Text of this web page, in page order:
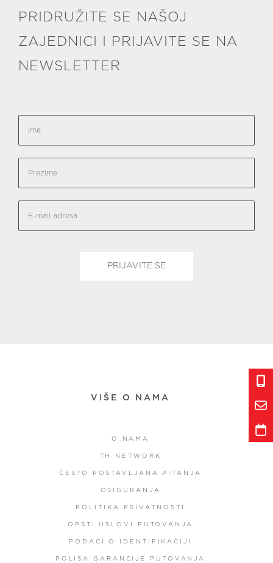
PRIDRUŽITE SE NAŠOJ
ZAJEDNICI I PRIJAVITE SE NA
NEWSLETTER
VIŠE O NAMA
O NAMA
TH NETWORK
ČESTO POSTAVLJANA PITANJA
OSIGURANJA
POLITIKA PRIVATNOSTI
OPŠTI USLOVI PUTOVANJA
PODACI O IDENTIFIKACIJI
POLISA GARANCIJE PUTOVANJA